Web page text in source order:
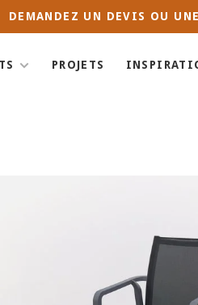
DEMANDEZ UN DEVIS OU
PROJETS